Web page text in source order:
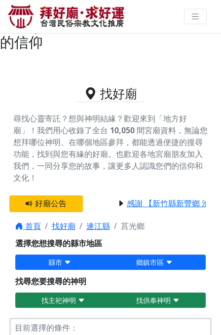
連江縣莒光鄉供奉玄壇真君的好廟
資料｜拜好廟求好運 找到與您有緣
的信仰
找好廟
尋找心靈寄託？想與神明結緣？歡迎來到「地方好
廟」！我們用心收錄了全台 10,050 間宮廟資料，無論您
想拜哪位神明、在哪個地區參拜，都能透過便捷的搜尋
功能，找到與您有緣的好廟。 也歡迎各地宮廟朋友加入
我們，一同分享您的故事，讓更多人認識您們的信仰和
文化！
好廟公告 感謝 【新竹縣新豐鄉 池和
首頁 找好廟 連江縣
莒光鄉
選擇您想搜尋的縣市地區
縣市 鄉鎮市區
找尋您要搜尋的神明
找主祀神明 找供奉神明
目前選擇的條件：